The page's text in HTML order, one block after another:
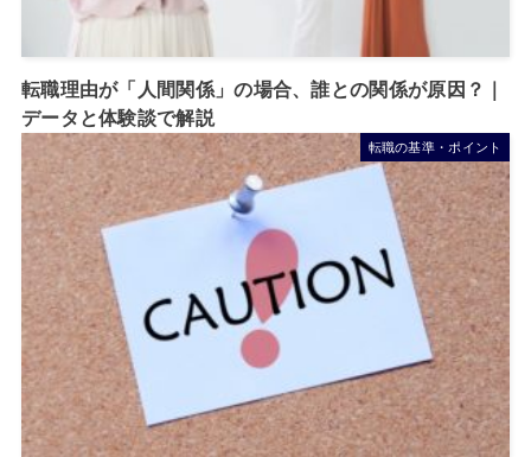
転職理由が「人間関係」の場合、誰との関係が原因？｜
データと体験談で解説
転職の基準・ポイント